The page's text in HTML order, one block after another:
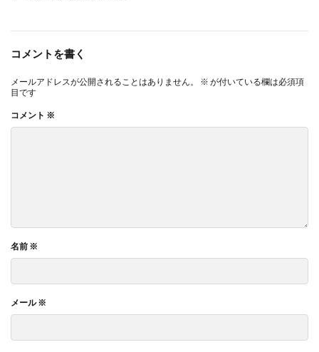
コメントを書く
メールアドレスが公開されることはありません。 ※ が付いている欄は必須項
目です
コメント ※
名前 ※
メール※